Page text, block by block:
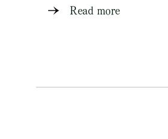
Read more